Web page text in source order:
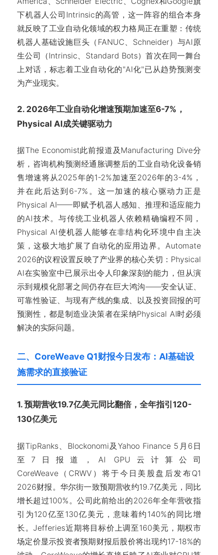
下机器人公司Intrinsic的高管，这一阵容的组合本身
就反映了工业自动化领域的权力格局正在重塑：传统
机器人基础设施巨头（FANUC、Schneider）与AI原
生公司（Intrinsic、Standard Bots）首次在同一舞台
上对话，标志着工业自动化的"AI化"已从趋势预测变
为产业现实。
2. 2026年工业自动化增速预期加速至6-7%，
Physical AI成关键驱动力
据The Economist此前报道及Manufacturing Dive分
析，咨询机构预测经通胀调整后的工业自动化设备销
售增速将从2025年的1-2%加速至2026年的3-4%，
并在此后达到6-7%。这一加速的核心驱动力正是
Physical AI——即赋予机器人感知、推理和适应能力
的AI技术。与传统工业机器人依赖精确编程不同，
Physical AI使机器人能够在非结构化环境中自主决
策，这极大地扩展了自动化的应用边界。Automate
2026的议程设置反映了产业界的核心关切：Physical
AI在实验室中已展示出令人印象深刻的能力，但从演
示到规模化部署之间仍存在巨大鸿沟——安全认证、
可靠性验证、与现有产线的集成、以及投资回报的可
预测性，都是制造业决策者在采纳Physical AI时必须
解决的实际问题。
二、CoreWeave Q1财报今日发布：AI基础设
施需求的直接验证
1. 预期营收19.7亿美元同比翻倍，全年指引120-
130亿美元
据TipRanks、Blockonomi及Yahoo Finance 5月6日
至7日报道，AI GPU云计算公司
CoreWeave（CRWV）将于今日美股盘后发布Q1
2026财报。华尔街一致预期营收约19.7亿美元，同比
增长超过100%。公司此前给出的2026年全年营收指
引为120亿至130亿美元，意味着约140%的同比增
长。Jefferies近期将目标价上调至160美元，期权市
场定价显示投资者预期财报后股价将出现约17-18%的